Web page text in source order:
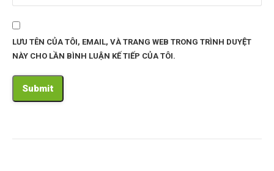
LƯU TÊN CỦA TÔI, EMAIL, VÀ TRANG WEB TRONG TRÌNH DUYỆT
NÀY CHO LẦN BÌNH LUẬN KẾ TIẾP CỦA TÔI.